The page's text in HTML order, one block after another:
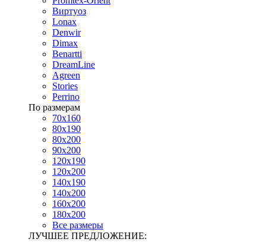
Виртуоз
Lonax
Denwir
Dimax
Benartti
DreamLine
Agreen
Stories
Perrino
По размерам
70х160
80х190
80х200
90х200
120х190
120х200
140х190
140х200
160х200
180х200
Все размеры
ЛУЧШЕЕ ПРЕДЛОЖЕНИЕ: